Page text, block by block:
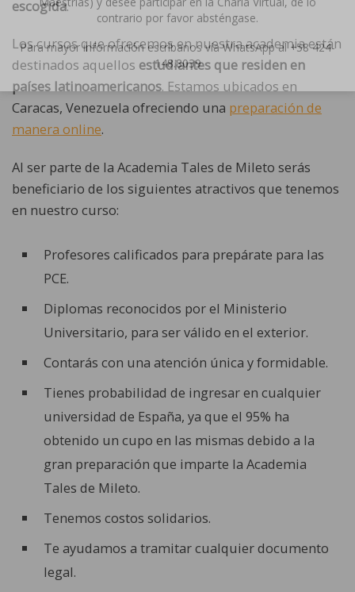
escogida.
Los cursos que ofrecemos en nuestra academia están
destinados aquellos estudiantes que residen en
países latinoamericanos. Estamos ubicados en
Caracas, Venezuela ofreciendo una preparación de
manera online.
Al ser parte de la Academia Tales de Mileto serás
beneficiario de los siguientes atractivos que tenemos
en nuestro curso:
Profesores calificados para prepárate para las
PCE.
Diplomas reconocidos por el Ministerio
Universitario, para ser válido en el exterior.
Contarás con una atención única y formidable.
Tienes probabilidad de ingresar en cualquier
universidad de España, ya que el 95% ha
obtenido un cupo en las mismas debido a la
gran preparación que imparte la Academia
Tales de Mileto.
Tenemos costos solidarios.
Te ayudamos a tramitar cualquier documento
legal.
contrario por favor absténgase.
Para mayor información escríbanos vía WhatsApp al +58 424-
148.8039